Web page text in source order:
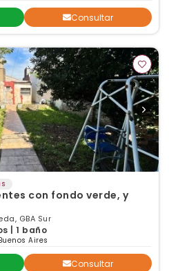
Consultar
con fondo verde, y
GBA Sur
| 1 baño
Aires
Consultar